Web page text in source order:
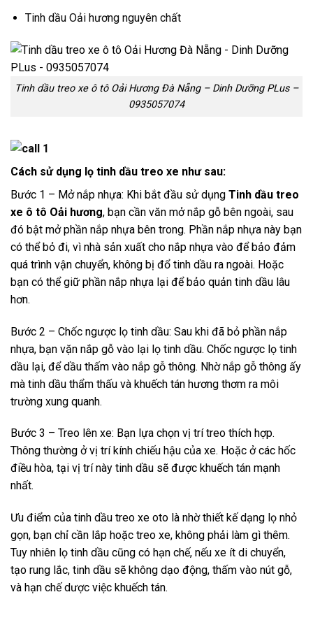
Tinh dầu Oải hương nguyên chất
Tinh dầu treo xe ô tô Oải Hương Đà Nẵng – Dinh Dưỡng PLus –
0935057074
Cách sử dụng lọ tinh dầu treo xe như sau:
Bước 1 – Mở nắp nhựa: Khi bắt đầu sử dụng Tinh dầu treo
xe ô tô Oải hương, bạn cần văn mở nắp gỗ bên ngoài, sau
đó bật mở phần nắp nhựa bên trong. Phần nắp nhựa này bạn
có thể bỏ đi, vì nhà sản xuất cho nắp nhựa vào để bảo đảm
quá trình vận chuyển, không bị đổ tinh dầu ra ngoài. Hoặc
bạn có thể giữ phần nắp nhựa lại để bảo quản tinh dầu lâu
hơn.
Bước 2 – Chốc ngược lọ tinh dầu: Sau khi đã bỏ phần nắp
nhựa, bạn vặn nắp gỗ vào lại lọ tinh dầu. Chốc ngược lọ tinh
dầu lại, để dầu thấm vào nắp gỗ thông. Nhờ nắp gỗ thông ấy
mà tinh dầu thẩm thấu và khuếch tán hương thơm ra môi
trường xung quanh.
Bước 3 – Treo lên xe: Bạn lựa chọn vị trí treo thích hợp.
Thông thường ở vị trí kính chiếu hậu của xe. Hoặc ở các hốc
điều hòa, tại vị trí này tinh dầu sẽ được khuếch tán mạnh
nhất.
Ưu điểm của tinh dầu treo xe oto là nhờ thiết kế dạng lọ nhỏ
gọn, bạn chỉ cần lắp hoặc treo xe, không phải làm gì thêm.
Tuy nhiên lọ tinh dầu cũng có hạn chế, nếu xe ít di chuyển,
tạo rung lắc, tinh dầu sẽ không dạo động, thấm vào nút gỗ,
và hạn chế dược việc khuếch tán.